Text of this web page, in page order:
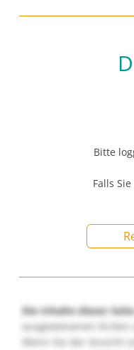
Bitte
Falls
Die Inhalte dieser
ausgewiesenen
Wenn Sie der Ansicht